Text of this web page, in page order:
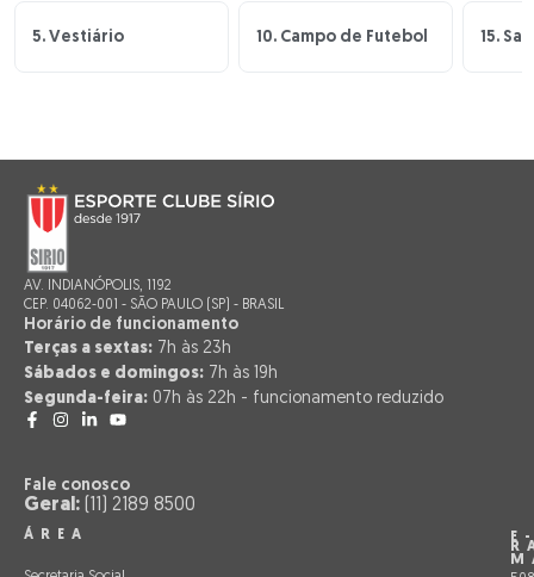
5. Vestiário 10. Campo de Futebol 15.
AV. INDIANÓPOLIS, 1192
CEP. 04062-001 - SÃO PAULO (SP) - BRASIL
Horário de funcionamento
Terças a sextas: 7h às 23h
Sábados e domingos: 7h às 19h
Segunda-feira: 07h às 22h - funcionamento reduzido
Fale conosco
Geral: (11) 2189 8500
ÁREA